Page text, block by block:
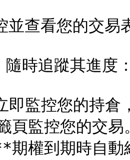
查看您的交易
隨時追蹤其進度
監控您的持倉
監控您的交易
權到期時自